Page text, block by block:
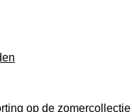
op de zomercollectie